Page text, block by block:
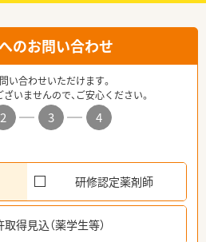
のお問い合わせ
い合わせいただけます。
いませんので、ご安心ください。
2 3
4
研修認定薬剤師
得見込（薬学生等）